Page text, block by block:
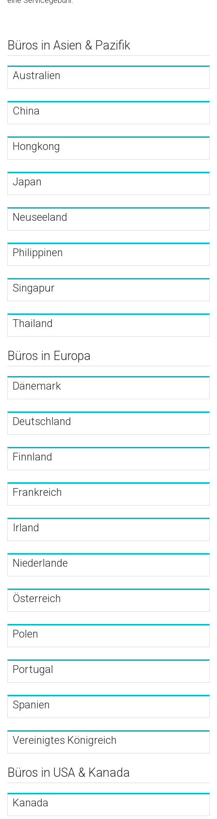
Büros in Asien & Pazifik
Australien
China
Hongkong
Japan
Neuseeland
Philippinen
Singapur
Thailand
Büros in Europa
Dänemark
Deutschland
Finnland
Frankreich
Irland
Niederlande
Österreich
Polen
Portugal
Spanien
Vereinigtes Königreich
Büros in USA & Kanada
Kanada